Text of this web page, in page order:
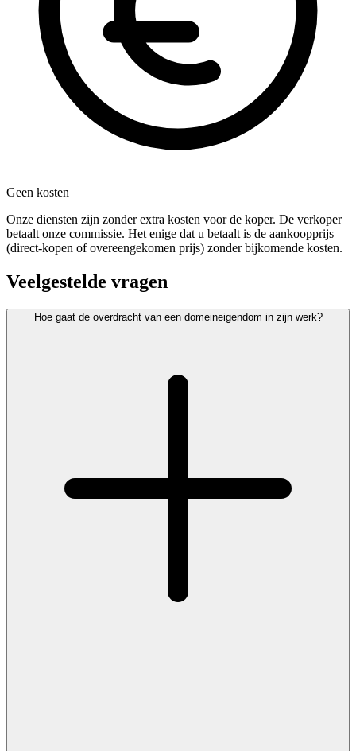
Geen kosten
Onze diensten zijn zonder extra kosten voor de koper. De verkoper
betaalt onze commissie. Het enige dat u betaalt is de aankoopprijs
(direct-kopen of overeengekomen prijs) zonder bijkomende kosten.
Veelgestelde vragen
Hoe gaat de overdracht van een domeineigendom in zijn werk?